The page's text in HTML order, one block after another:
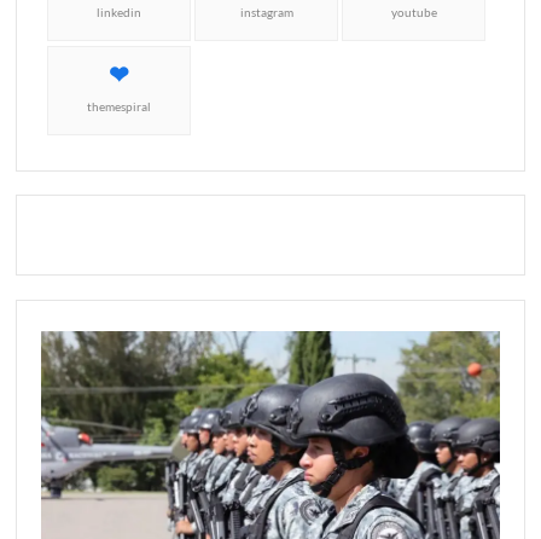
linkedin instagram youtube
themespiral